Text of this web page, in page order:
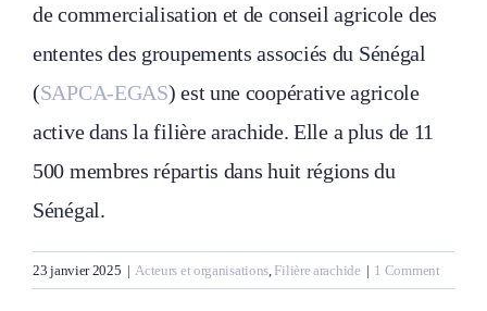
de commercialisation et de conseil agricole des
ententes des groupements associés du Sénégal
(SAPCA-EGAS) est une coopérative agricole
active dans la filière arachide. Elle a plus de 11
500 membres répartis dans huit régions du
Sénégal.
23 janvier 2025 | Acteurs et organisations Filière arachide | 1 Comment